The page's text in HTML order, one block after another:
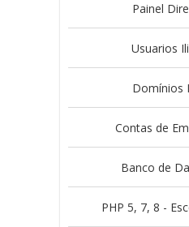
Painel
Usuarios
Domínios
Contas de
Banco de
PHP 5, 7, 8 -